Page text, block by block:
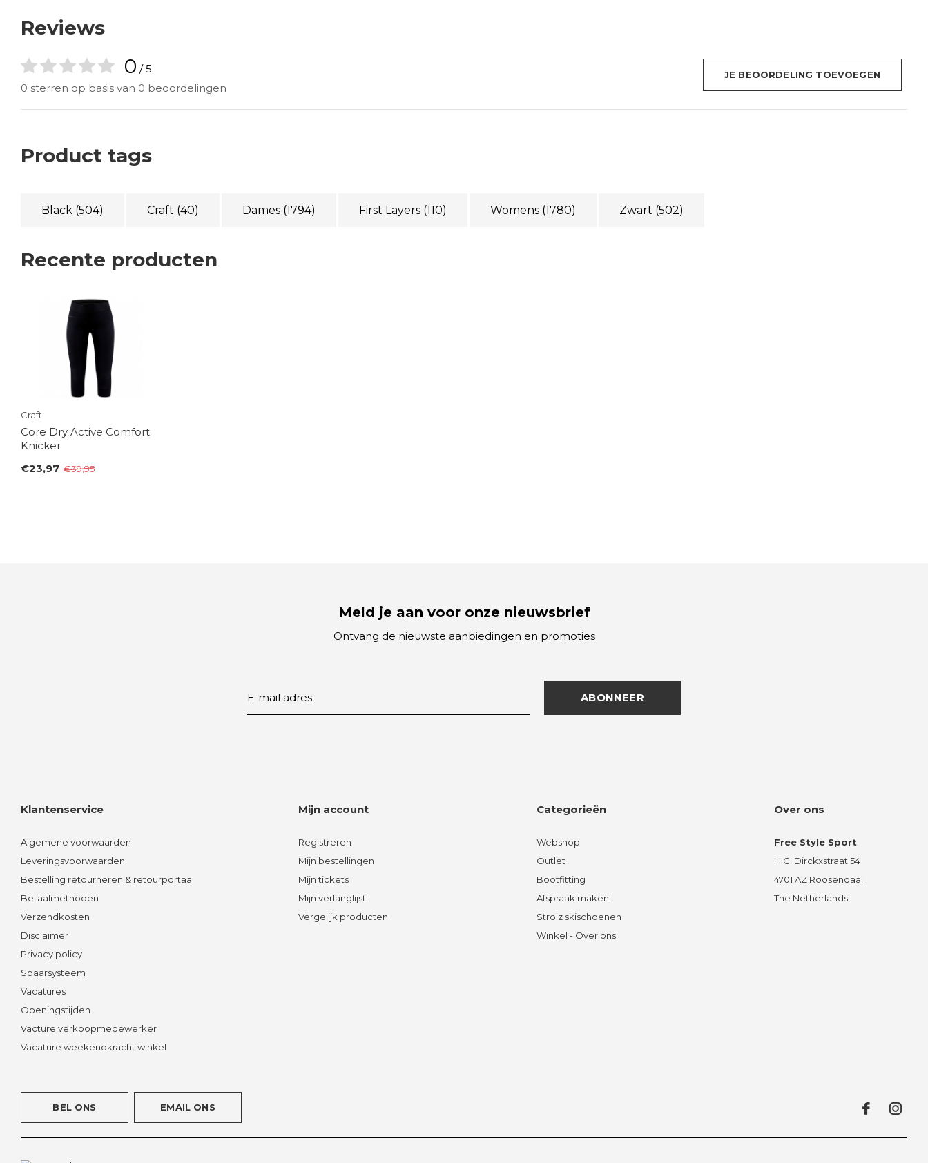
Reviews
0 / 5
0 sterren op basis van 0 beoordelingen
JE BEOORDELING TOEVOEGEN
Product tags
Black (504) Craft (40) Dames (1794) First Layers (110) Womens (1780) Zwart (502)
Recente producten
Craft
Core Dry Active Comfort
Knicker
€23,97 €39,95
Meld je aan voor onze nieuwsbrief
Ontvang de nieuwste aanbiedingen en promoties
ABONNEER
Klantenservice
Algemene voorwaarden
Leveringsvoorwaarden
Bestelling retourneren & retourportaal
Betaalmethoden
Verzendkosten
Disclaimer
Privacy policy
Spaarsysteem
Vacatures
Openingstijden
Vacture verkoopmedewerker
Vacature weekendkracht winkel
Mijn account
Registreren
Mijn bestellingen
Mijn tickets
Mijn verlanglijst
Vergelijk producten
Categorieën
Webshop
Outlet
Bootfitting
Afspraak maken
Strolz skischoenen
Winkel - Over ons
Over ons
Free Style Sport
H.G. Dirckxstraat 54
4701 AZ Roosendaal
The Netherlands
BEL ONS EMAIL ONS